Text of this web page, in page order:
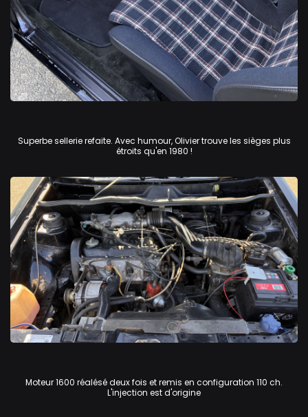
Superbe sellerie refaite. Avec humour, Olivier trouve les sièges plus
étroits qu'en 1980 !
Moteur 1600 réalésé deux fois et remis en configuration 110 ch.
L'injection est d'origine